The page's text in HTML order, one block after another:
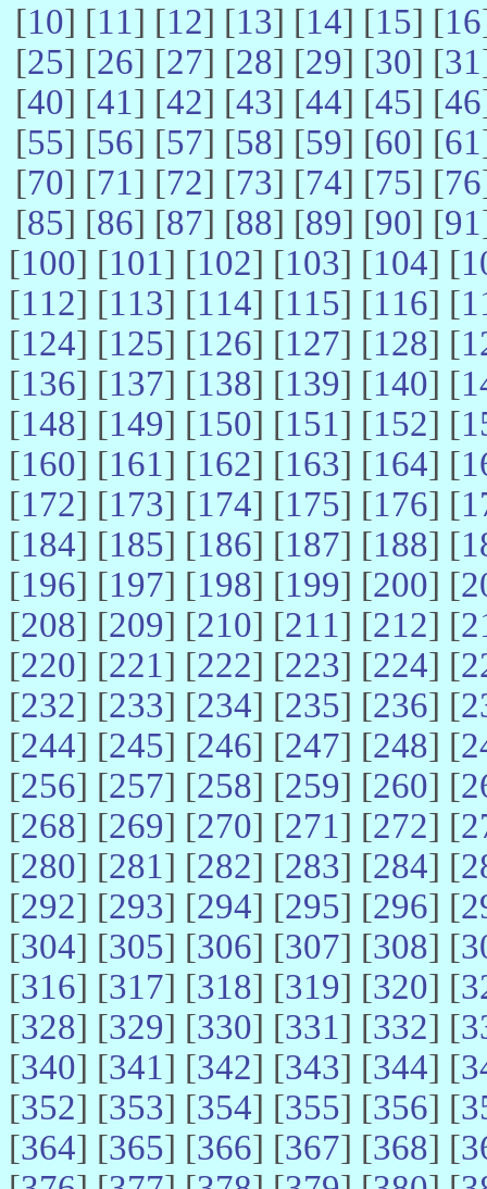
[10] [11] [12] [13] [14] [15] [16
[25] [26] [27] [28] [29] [30] [31
[40] [41] [42] [43] [44] [45] [46
[55] [56] [57] [58] [59] [60] [61
[70] [71] [72] [73] [74] [75] [76
[85] [86] [87] [88] [89] [90] [91
[100] [101] [102] [103] [104] [
[112] [113] [114] [115] [116] [
[124] [125] [126] [127] [128] [
[136] [137] [138] [139] [140] [
[148] [149] [150] [151] [152] [
[160] [161] [162] [163] [164] [
[172] [173] [174] [175] [176] [
[184] [185] [186] [187] [188] [
[196] [197] [198] [199] [200] [
[208] [209] [210] [211] [212] [
[220] [221] [222] [223] [224] [
[232] [233] [234] [235] [236] [
[244] [245] [246] [247] [248] [
[256] [257] [258] [259] [260] [
[268] [269] [270] [271] [272] [
[280] [281] [282] [283] [284] [
[292] [293] [294] [295] [296] [
[304] [305] [306] [307] [308] [
[316] [317] [318] [319] [320] [
[328] [329] [330] [331] [332] [
[340] [341] [342] [343] [344] [
[352] [353] [354] [355] [356] [
[364] [365] [366] [367] [368] [